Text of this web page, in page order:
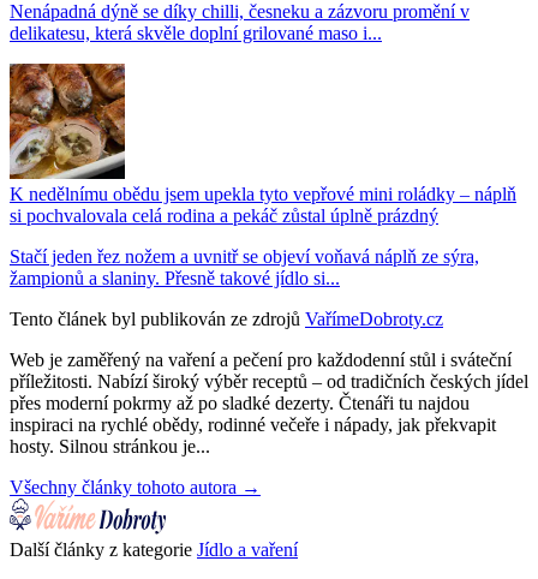
Nenápadná dýně se díky chilli, česneku a zázvoru promění v
delikatesu, která skvěle doplní grilované maso i...
K nedělnímu obědu jsem upekla tyto vepřové mini roládky – náplň
si pochvalovala celá rodina a pekáč zůstal úplně prázdný
Stačí jeden řez nožem a uvnitř se objeví voňavá náplň ze sýra,
žampionů a slaniny. Přesně takové jídlo si...
Tento článek byl publikován ze zdrojů VařímeDobroty.cz
Web je zaměřený na vaření a pečení pro každodenní stůl i sváteční
příležitosti. Nabízí široký výběr receptů – od tradičních českých jídel
přes moderní pokrmy až po sladké dezerty. Čtenáři tu najdou
inspiraci na rychlé obědy, rodinné večeře i nápady, jak překvapit
hosty. Silnou stránkou je...
Všechny články tohoto autora →
Další články z kategorie Jídlo a vaření